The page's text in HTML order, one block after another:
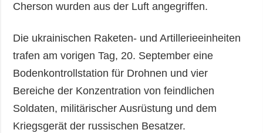
Cherson wurden aus der Luft angegriffen.
Die ukrainischen Raketen- und Artillerieeinheiten
trafen am vorigen Tag, 20. September eine
Bodenkontrollstation für Drohnen und vier
Bereiche der Konzentration von feindlichen
Soldaten, militärischer Ausrüstung und dem
Kriegsgerät der russischen Besatzer.